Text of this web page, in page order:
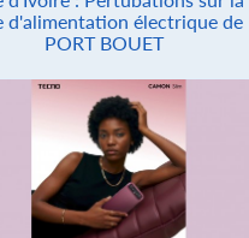
d'alimentation électrique de
PORT BOUET